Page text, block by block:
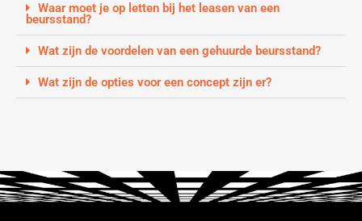
Waar moet je op letten bij het leasen van een
beursstand?
Wat zijn de voordelen van een gehuurde beursstand?
Wat zijn de opties voor een concept zijn er?